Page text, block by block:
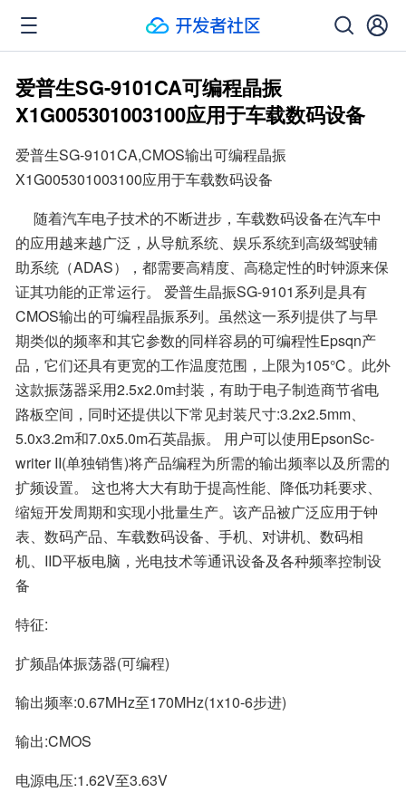
爱普生SG-9101CA可编程晶振
X1G005301003100应用于车载数码设备
爱普生SG-9101CA,CMOS输出可编程晶振
X1G005301003100应用于车载数码设备
的应用越来越广泛，从导航系统、娱乐系统到高级驾驶辅
助系统（ADAS），都需要高精度、高稳定性的时钟源来保
证其功能的正常运行。 爱普生晶振SG-9101系列是具有
CMOS输出的可编程晶振系列。虽然这一系列提供了与早
期类似的频率和其它参数的同样容易的可编程性Epsqn产
品，它们还具有更宽的工作温度范围，上限为105℃。此外
这款振荡器采用2.5x2.0m封装，有助于电子制造商节省电
路板空间，同时还提供以下常见封装尺寸:3.2x2.5mm、
5.0x3.2m和7.0x5.0m石英晶振。 用户可以使用EpsonSc-
writer II(单独销售)将产品编程为所需的输出频率以及所需的
扩频设置。 这也将大大有助于提高性能、降低功耗要求、
缩短开发周期和实现小批量生产。该产品被广泛应用于钟
表、数码产品、车载数码设备、手机、对讲机、数码相
机、IID平板电脑，光电技术等通讯设备及各种频率控制设
备
特征:
扩频晶体振荡器(可编程)
输出频率:0.67MHz至170MHz(1x10-6步进)
输出:CMOS
电源电压:1.62V至3.63V